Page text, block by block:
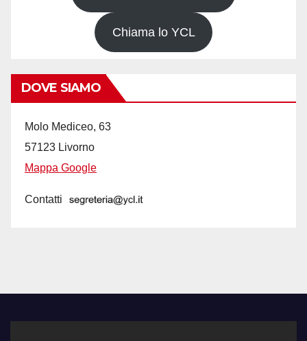
Chiama lo YCL
DOVE SIAMO
Molo Mediceo, 63
57123 Livorno
Mappa Google
Contatti